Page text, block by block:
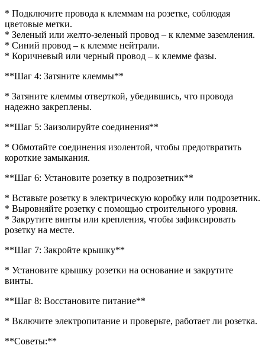
* Подключите провода к клеммам на розетке, соблюдая
цветовые метки.
* Зеленый или желто-зеленый провод – к клемме заземления.
* Синий провод – к клемме нейтрали.
* Коричневый или черный провод – к клемме фазы.
**Шаг 4: Затяните клеммы**
* Затяните клеммы отверткой, убедившись, что провода
надежно закреплены.
**Шаг 5: Заизолируйте соединения**
* Обмотайте соединения изолентой, чтобы предотвратить
короткие замыкания.
**Шаг 6: Установите розетку в подрозетник**
* Вставьте розетку в электрическую коробку или подрозетник.
* Выровняйте розетку с помощью строительного уровня.
* Закрутите винты или крепления, чтобы зафиксировать
розетку на месте.
**Шаг 7: Закройте крышку**
* Установите крышку розетки на основание и закрутите
винты.
**Шаг 8: Восстановите питание**
* Включите электропитание и проверьте, работает ли розетка.
**Советы:**